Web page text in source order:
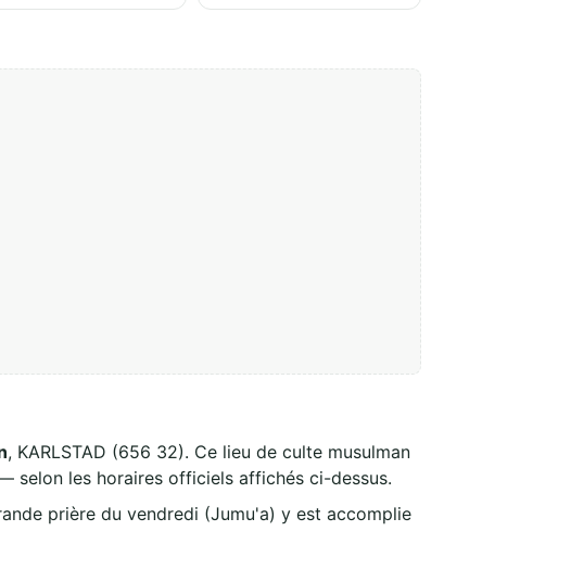
, KARLSTAD (656 32). Ce lieu de culte musulman
selon les horaires officiels affichés ci-dessus.
prière du vendredi (Jumu'a) y est accomplie